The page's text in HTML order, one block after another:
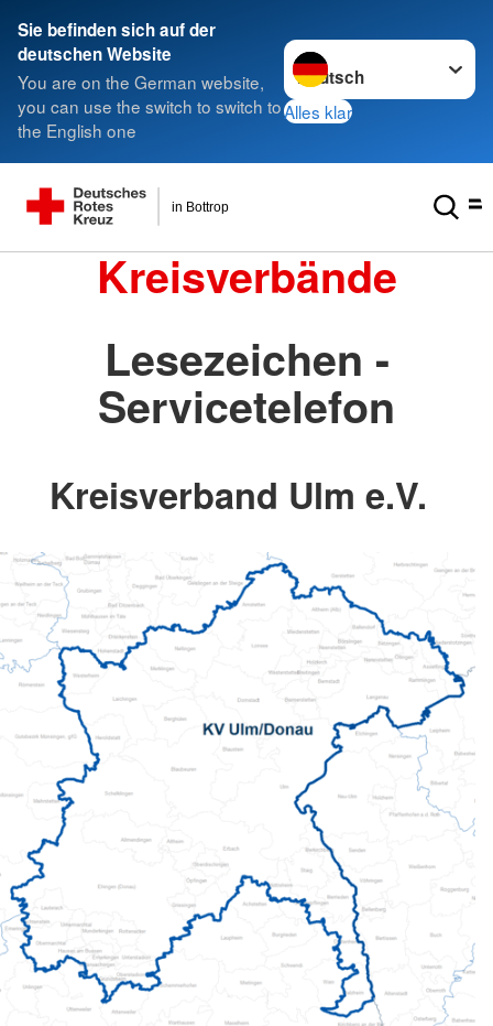
Sie befinden sich auf der
deutschen Website
You are on the German website,
you can use the switch to switch to
the English one
Sprache wechseln zu
Alles klar
in Bottrop
Kreisverbände
Lesezeichen -
Servicetelefon
Kreisverband Ulm e.V.